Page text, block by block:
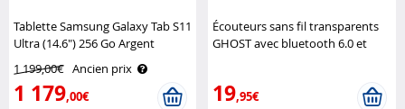
Tablette Samsung Galaxy Tab S11
Ultra (14.6") 256 Go Argent
1 199,00€ Ancien prix
1 179,00€
Écouteurs sans fil transparents
GHOST avec bluetooth 6.0 et
19,95€